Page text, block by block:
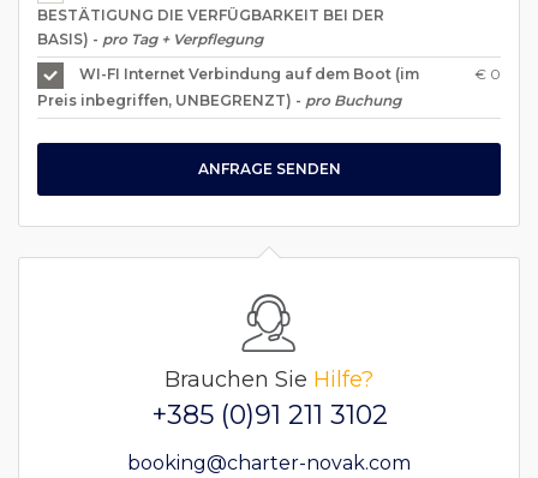
BESTÄTIGUNG DIE VERFÜGBARKEIT BEI DER
BASIS) - pro Tag + Verpflegung
WI-FI Internet Verbindung auf dem Boot (im
Preis inbegriffen, UNBEGRENZT) - pro Buchung
€ 0
ANFRAGE SENDEN
Brauchen Sie Hilfe?
+385 (0)91 211 3102
booking@charter-novak.com